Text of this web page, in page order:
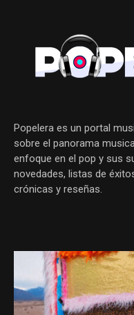
Popelera es un portal
sobre el panorama
enfoque en el pop y sus
novedades, listas de
crónicas y reseñas.